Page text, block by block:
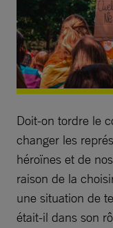
Doit-on tordre le
changer les
héroïnes et de
raison de la
une situation de
était-il dans son